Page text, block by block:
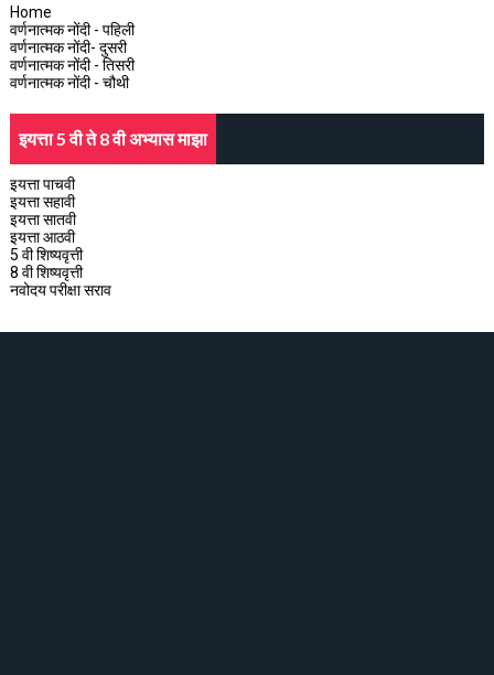
Home
वर्णनात्मक नोंदी - पहिली
वर्णनात्मक नोंदी- दुसरी
वर्णनात्मक नोंदी - तिसरी
वर्णनात्मक नोंदी - चौथी
इयत्ता 5 वी ते 8 वी अभ्यास माझा
इयत्ता पाचवी
इयत्ता सहावी
इयत्ता सातवी
इयत्ता आठवी
5 वी शिष्यवृत्ती
8 वी शिष्यवृत्ती
नवोदय परीक्षा सराव